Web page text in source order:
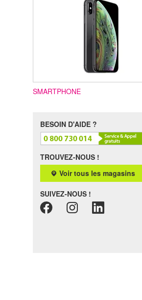
SMARTPHONE
BESOIN D'AIDE ?
TROUVEZ-NOUS !
Voir tous les magasins
SUIVEZ-NOUS !